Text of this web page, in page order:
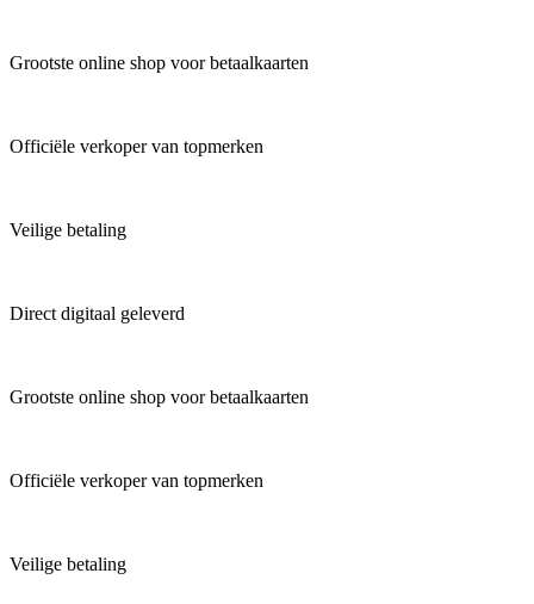
Grootste online shop voor betaalkaarten
Officiële verkoper van topmerken
Veilige betaling
Direct digitaal geleverd
Grootste online shop voor betaalkaarten
Officiële verkoper van topmerken
Veilige betaling